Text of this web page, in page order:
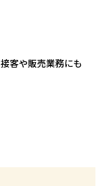
接客や販売業務にも